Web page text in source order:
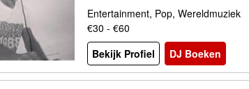
Entertainment, Pop, Wereldmuziek
€30 - €60
Bekijk Profiel
DJ Boeken